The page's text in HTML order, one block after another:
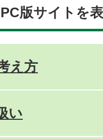
PC版サイトを
え方
い